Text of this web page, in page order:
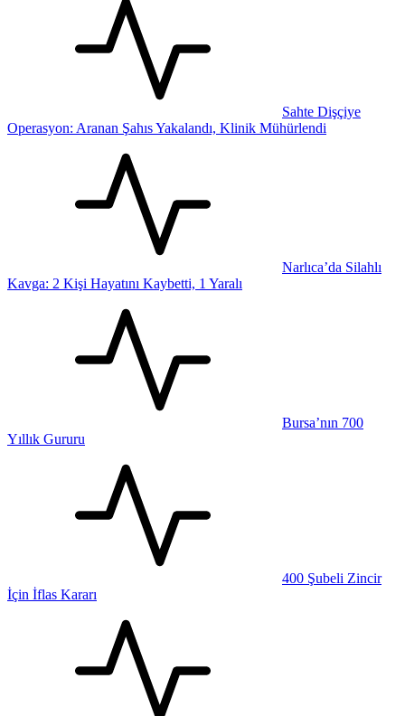
Sahte Dişçiye
Operasyon: Aranan Şahıs Yakalandı, Klinik Mühürlendi
Narlıca’da Silahlı
Kavga: 2 Kişi Hayatını Kaybetti, 1 Yaralı
Bursa’nın 700
Yıllık Gururu
400 Şubeli Zincir
İçin İflas Kararı